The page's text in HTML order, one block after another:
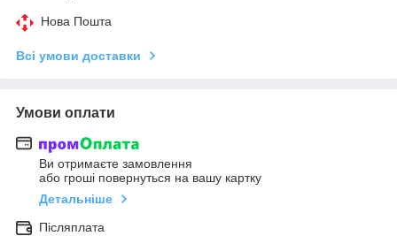
Нова Пошта
Всі умови доставки
Умови оплати
Ви отримаєте замовлення
або гроші повернуться на вашу картку
Детальніше
Післяплата